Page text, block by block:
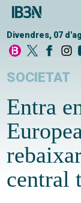
Divendres, 07
SOCIETAT
Entra
central